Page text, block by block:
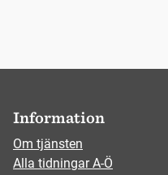
Information
Om tjänsten
Alla tidningar A-Ö